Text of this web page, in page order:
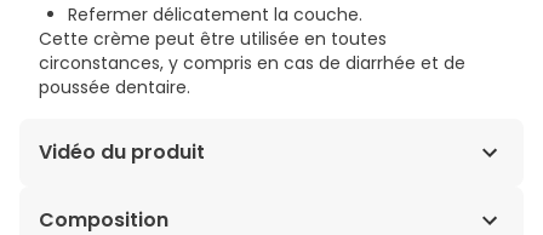
Refermer délicatement la couche.
Cette crème peut être utilisée en toutes
circonstances, y compris en cas de diarrhée et de
poussée dentaire.
Vidéo du produit
Composition